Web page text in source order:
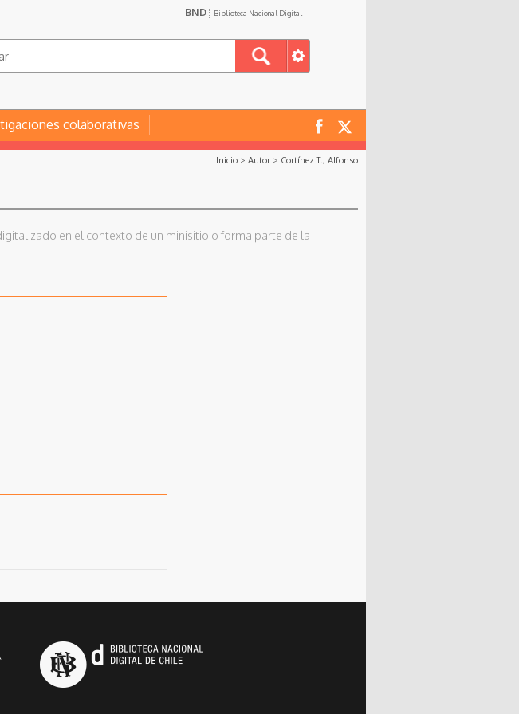
BND Biblioteca Nacional Digital
colaborativas
Inicio> Autor> Cortínez T., Alfonso
en el contexto de un minisitio o forma parte de la